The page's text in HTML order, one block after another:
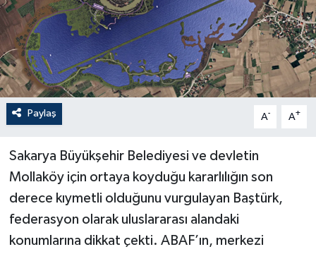
Paylaş A- A+
Sakarya Büyükşehir Belediyesi ve devletin
Mollaköy için ortaya koyduğu kararlılığın son
derece kıymetli olduğunu vurgulayan Baştürk,
federasyon olarak uluslararası alandaki
konumlarına dikkat çekti. ABAF’ın, merkezi